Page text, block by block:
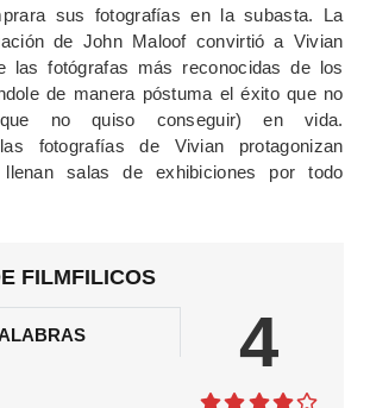
sus fotografías en la subasta. La
de John Maloof convirtió a Vivian
las fotógrafas más reconocidas de los
de manera póstuma el éxito que no
no quiso conseguir) en vida.
fotografías de Vivian protagonizan
salas de exhibiciones por todo
FILMFILICOS
4